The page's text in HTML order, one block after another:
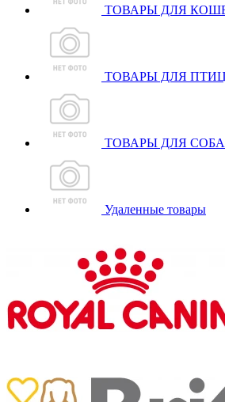
ТОВАРЫ ДЛЯ
ТОВАРЫ ДЛЯ ПТИЦ
ТОВАРЫ ДЛЯ
Удаленные товары